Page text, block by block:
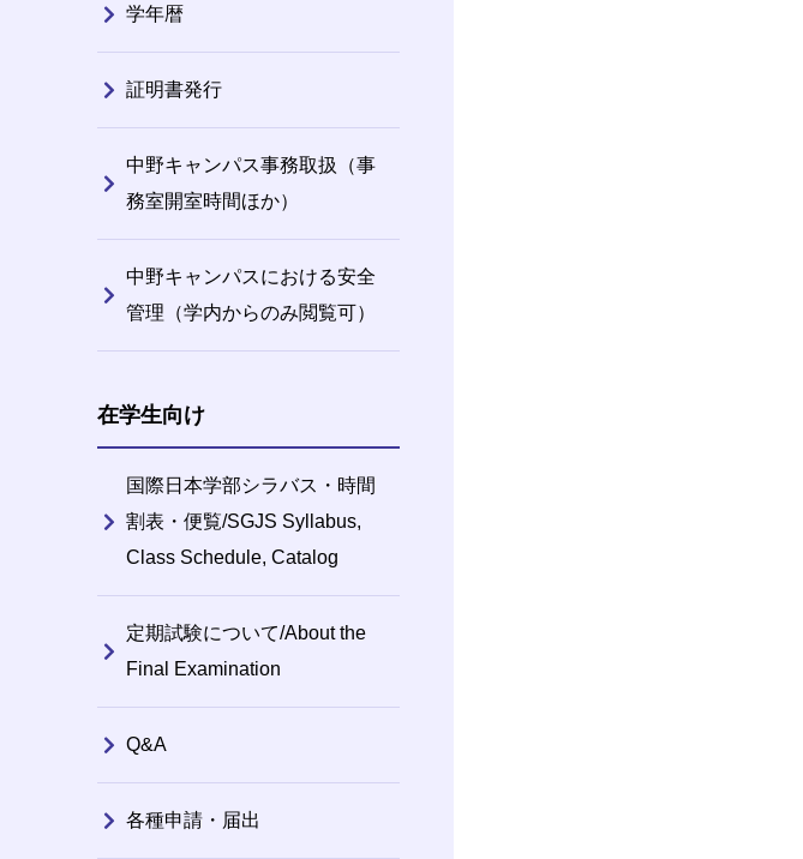
学年暦
証明書発行
中野キャンパス事務取扱（事
務室開室時間ほか）
中野キャンパスにおける安全
管理（学内からのみ閲覧可）
在学生向け
国際日本学部シラバス・時間
割表・便覧/SGJS Syllabus,
Class Schedule, Catalog
定期試験について/About the
Final Examination
Q&A
各種申請・届出